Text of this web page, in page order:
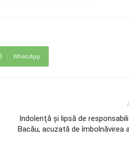
WhatsApp
Indolenţă şi lipsă de
Bacău, acuzată de îmbolnăvirea